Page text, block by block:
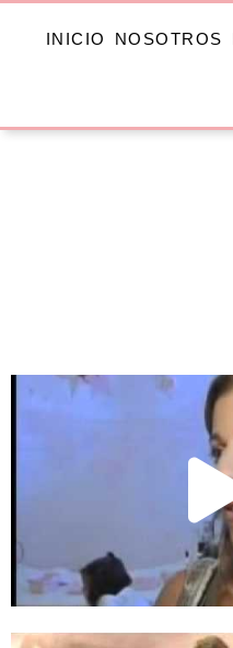
INICIO NOSOTROS